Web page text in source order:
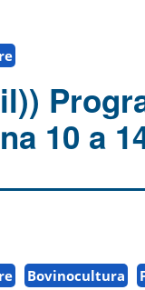
10 a
Bovinocultura